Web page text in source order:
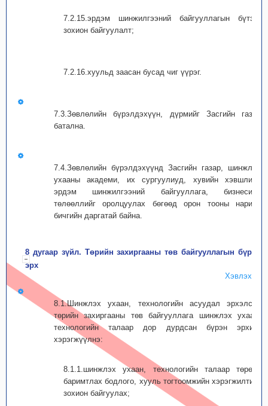
7.2.15.эрдэм шинжилгээний байгууллагын бүтэц,
зохион байгуулалт;
7.2.16.хуульд заасан бусад чиг үүрэг.
7.3.Зөвлөлийн бүрэлдэхүүн, дүрмийг Засгийн газар
батална.
7.4.Зөвлөлийн бүрэлдэхүүнд Засгийн газар, шинжлэх
ухааны академи, их сургуулиуд, хувийн хэвшлийн
эрдэм шинжилгээний байгууллага, бизнесийн
төлөөллийг оролцуулах бөгөөд орон тооны нарийн
бичгийн даргатай байна.
8 дугаар зүйл. Төрийн захиргааны төв байгууллагын бүрэн
эрх
Хэвлэх
8.1.Шинжлэх ухаан, технологийн асуудал эрхэлсэн
төрийн захиргааны төв байгууллага шинжлэх ухаан,
технологийн талаар дор дурдсан бүрэн эрхийг
хэрэгжүүлнэ:
8.1.1.шинжлэх ухаан, технологийн талаар төрөөс
баримтлах бодлого, хууль тогтоомжийн хэрэгжилтийг
зохион байгуулах;